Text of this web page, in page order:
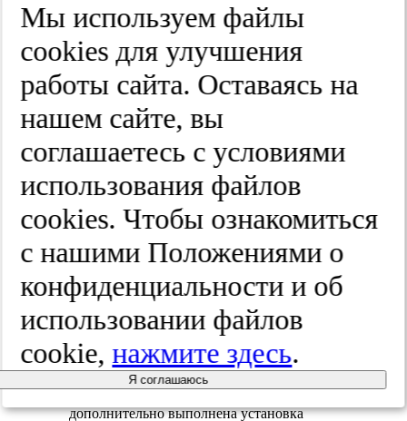
Рис. 2. Клапанный блокатор,
перекрывающий промежуточный бронх
(эндофото).
мультиспиральная компьютерная
томография органов грудной клетки
через 5 сут после клапанной
бронхоблокации промежуточного
бронха.
Положительная динамика по течению
правосторонний пневмоторакс,
формирование ателектаза правого легкого.
16.06.20 отрицательная динамика:
возобновление утечки воздуха по
плевральному дренажу. При
эндоскопическом контроле дислокации
дополнительно выполнена установка
Мы используем файлы
cооkies для улучшения
работы сайта. Оставаясь на
нашем сайте, вы
соглашаетесь с условиями
использования файлов
cооkies. Чтобы ознакомиться
с нашими Положениями о
конфиденциальности и об
использовании файлов
cookie,нажмите здесь.
Я соглашаюсь